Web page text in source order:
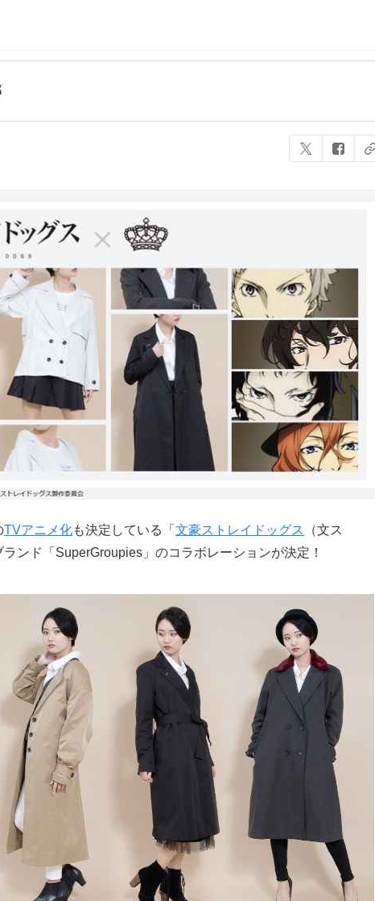
TVアニメ化も決定している「 文豪ストレイドッグス
（文ス
ランド「SuperGroupies」のコラボレーションが決定！